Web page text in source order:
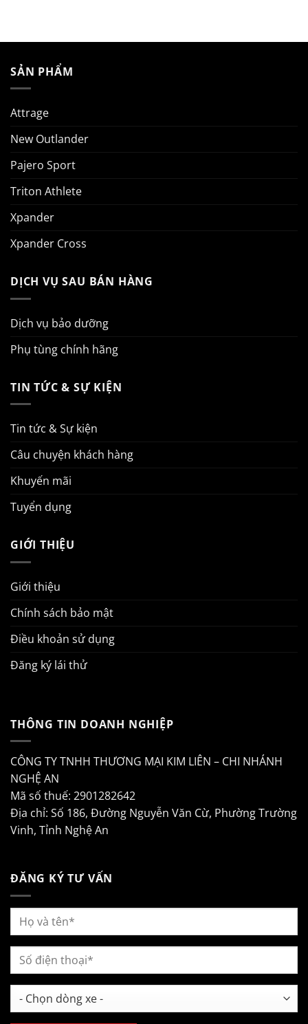
SẢN PHẨM
Attrage
New Outlander
Pajero Sport
Triton Athlete
Xpander
Xpander Cross
DỊCH VỤ SAU BÁN HÀNG
Dịch vụ bảo dưỡng
Phụ tùng chính hãng
TIN TỨC & SỰ KIỆN
Tin tức & Sự kiện
Câu chuyện khách hàng
Khuyến mãi
Tuyển dụng
GIỚI THIỆU
Giới thiệu
Chính sách bảo mật
Điều khoản sử dụng
Đăng ký lái thử
THÔNG TIN DOANH NGHIỆP
CÔNG TY TNHH THƯƠNG MẠI KIM LIÊN – CHI NHÁNH
NGHỆ AN
Mã số thuế: 2901282642
Địa chỉ: Số 186, Đường Nguyễn Văn Cừ, Phường Trường
Vinh, Tỉnh Nghệ An
ĐĂNG KÝ TƯ VẤN